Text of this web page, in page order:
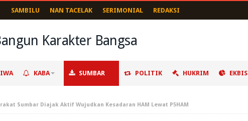
SAMBILU NAN TACELAK SERIMONIAL REDAKSI
KABA SUMBAR POLITIK HUKRIM EKBIS
Sumbar Diajak Aktif Wujudkan Kesadaran HAM Lewat P5HAM